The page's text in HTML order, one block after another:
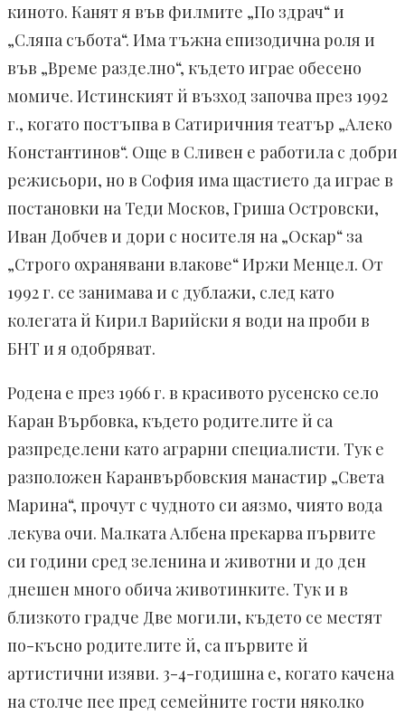
киното. Канят я във филмите „По здрач“ и
„Сляпа събота“. Има тъжна епизодична роля и
във „Време разделно“, където играе обесено
момиче. Истинският й възход започва през 1992
г., когато постъпва в Сатиричния театър „Алеко
Константинов“. Още в Сливен е работила с добри
режисьори, но в София има щастието да играе в
постановки на Теди Москов, Гриша Островски,
Иван Добчев и дори с носителя на „Оскар“ за
„Строго охранявани влакове“ Иржи Менцел. От
1992 г. се занимава и с дублажи, след като
колегата й Кирил Варийски я води на проби в
БНТ и я одобряват.
Родена е през 1966 г. в красивото русенско село
Каран Върбовка, където родителите й са
разпределени като аграрни специалисти. Тук е
разположен Каранвърбовския манастир „Света
Марина“, прочут с чудното си аязмо, чиято вода
лекува очи. Малката Албена прекарва първите
си години сред зеленина и животни и до ден
днешен много обича животинките. Тук и в
близкото градче Две могили, където се местят
по-късно родителите й, са първите й
артистични изяви. 3-4-годишна е, когато качена
на столче пее пред семейните гости няколко